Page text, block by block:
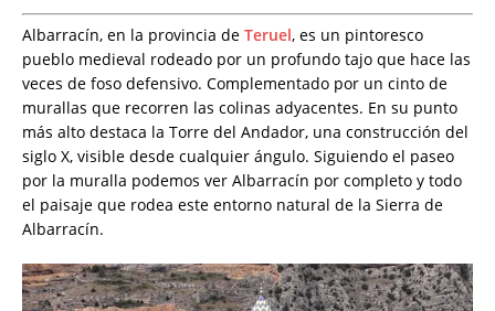
Albarracín, en la provincia de Teruel, es un pintoresco
pueblo medieval rodeado por un profundo tajo que hace las
veces de foso defensivo. Complementado por un cinto de
murallas que recorren las colinas adyacentes. En su punto
más alto destaca la Torre del Andador, una construcción del
siglo X, visible desde cualquier ángulo. Siguiendo el paseo
por la muralla podemos ver Albarracín por completo y todo
el paisaje que rodea este entorno natural de la Sierra de
Albarracín.